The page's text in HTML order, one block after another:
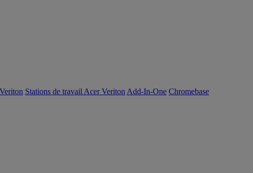
Stations de travail Acer Veriton Add-In-One Chromebase